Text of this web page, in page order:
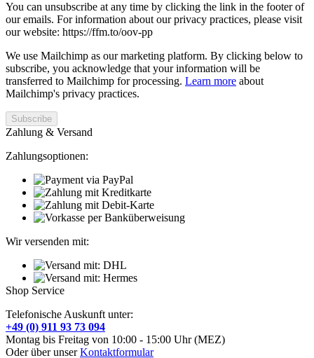
You can unsubscribe at any time by clicking the link in the footer of
our emails. For information about our privacy practices, please visit
our website: https://ffm.to/oov-pp
We use Mailchimp as our marketing platform. By clicking below to
subscribe, you acknowledge that your information will be
transferred to Mailchimp for processing. Learn more about
Mailchimp's privacy practices.
Zahlung & Versand
Zahlungsoptionen:
Wir versenden mit:
Shop Service
Telefonische Auskunft unter:
+49 (0) 911 93 73 094
Montag bis Freitag von 10:00 - 15:00 Uhr (MEZ)
Oder über unserKontaktformular